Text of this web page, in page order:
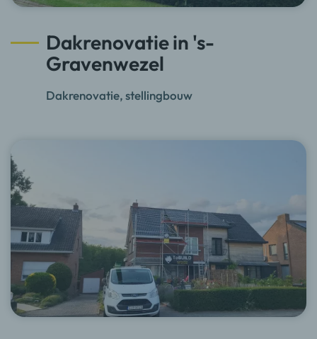
Dakrenovatie in 's-
Gravenwezel
Dakrenovatie, stellingbouw